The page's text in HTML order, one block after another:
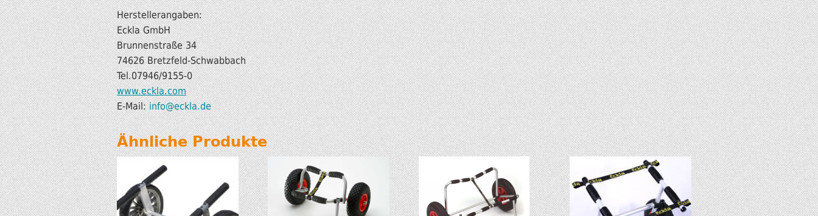
Herstellerangaben:
Eckla GmbH
Brunnenstraße 34
74626 Bretzfeld-Schwabbach
Tel.07946/9155-0
www.eckla.com
E-Mail:info@eckla.de
Ähnliche Produkte